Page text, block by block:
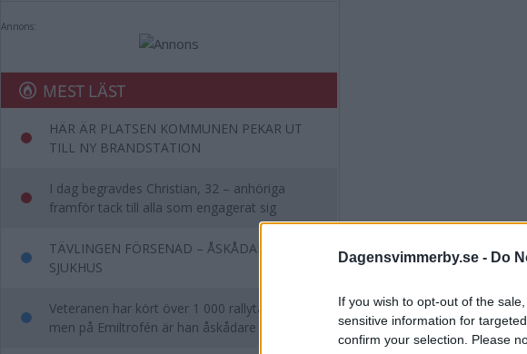
Dagensvimmerby.se - Do
If you wish to opt-out of the
sensitive information for
confirm your selection. Please
Annons:
MEST LÄST
HÄR ÄR PLATSEN KOMMUNEN PEKAR UT
TILL NY BRANDSTATION
I dag begravdes Christian, 32 – anhöriga
framför tack till alla som engagerat sig
TÄVLINGEN FÖRSENAD – ÅSKÅDARE TILL
SJUKHUS
Veteranen har kört över 1 000 rallytävlingar –
men på Emiltrofén är han åskådare